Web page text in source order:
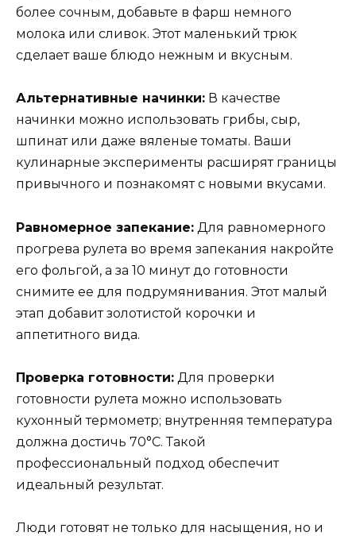
более сочным, добавьте в фарш немного
молока или сливок. Этот маленький трюк
сделает ваше блюдо нежным и вкусным.
Альтернативные начинки: В качестве
начинки можно использовать грибы, сыр,
шпинат или даже вяленые томаты. Ваши
кулинарные эксперименты расширят границы
привычного и познакомят с новыми вкусами.
Равномерное запекание: Для равномерного
прогрева рулета во время запекания накройте
его фольгой, а за 10 минут до готовности
снимите ее для подрумянивания. Этот малый
этап добавит золотистой корочки и
аппетитного вида.
Проверка готовности: Для проверки
готовности рулета можно использовать
кухонный термометр; внутренняя температура
должна достичь 70°C. Такой
профессиональный подход обеспечит
идеальный результат.
Люди готовят не только для насыщения, но и